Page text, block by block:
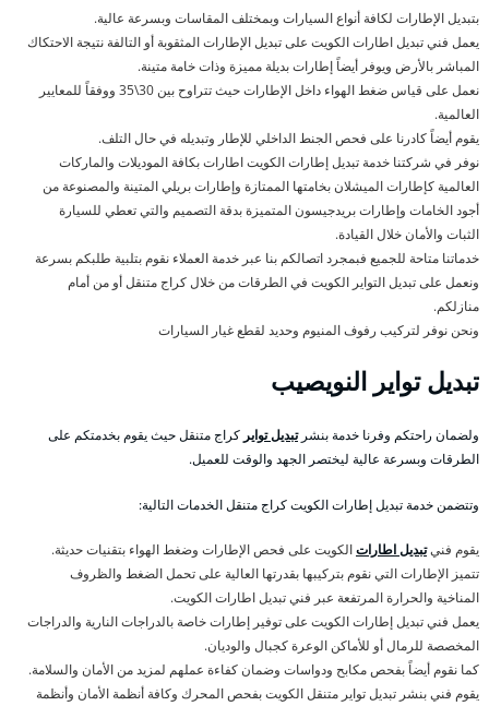
بتبديل الإطارات لكافة أنواع السيارات وبمختلف المقاسات وبسرعة عالية.
يعمل فني تبديل اطارات الكويت على تبديل الإطارات المثقوبة أو التالفة نتيجة الاحتكاك
المباشر بالأرض ويوفر أيضاً إطارات بديلة مميزة وذات خامة متينة.
نعمل على قياس ضغط الهواء داخل الإطارات حيث تتراوح بين 30\35 ووفقاً للمعايير
العالمية.
يقوم أيضاً كادرنا على فحص الجنط الداخلي للإطار وتبديله في حال التلف.
نوفر في شركتنا خدمة تبديل إطارات الكويت اطارات بكافة الموديلات والماركات
العالمية كإطارات الميشلان بخامتها الممتازة وإطارات بريلي المتينة والمصنوعة من
أجود الخامات وإطارات بريدجيسون المتميزة بدقة التصميم والتي تعطي للسيارة
الثبات والأمان خلال القيادة.
خدماتنا متاحة للجميع فبمجرد اتصالكم بنا عبر خدمة العملاء نقوم بتلبية طلبكم بسرعة
ونعمل على تبديل التواير الكويت في الطرقات من خلال كراج متنقل أو من أمام
منازلكم.
ونحن نوفر لتركيب رفوف المنيوم وحديد لقطع غيار السيارات
تبديل تواير النويصيب
ولضمان راحتكم وفرنا خدمة بنشرتبديل تواير كراج متنقل حيث يقوم بخدمتكم على
الطرقات وبسرعة عالية ليختصر الجهد والوقت للعميل.
وتتضمن خدمة تبديل إطارات الكويت كراج متنقل الخدمات التالية:
يقوم فنيتبديل اطاراتالكويت على فحص الإطارات وضغط الهواء بتقنيات حديثة.
تتميز الإطارات التي نقوم بتركيبها بقدرتها العالية على تحمل الضغط والظروف
المناخية والحرارة المرتفعة عبر فني تبديل اطارات الكويت.
يعمل فني تبديل إطارات الكويت على توفير إطارات خاصة بالدراجات النارية والدراجات
المخصصة للرمال أو للأماكن الوعرة كجبال والوديان.
كما نقوم أيضاً بفحص مكابح ودواسات وضمان كفاءة عملهم لمزيد من الأمان والسلامة.
يقوم فني بنشر تبديل تواير متنقل الكويت بفحص المحرك وكافة أنظمة الأمان وأنظمة